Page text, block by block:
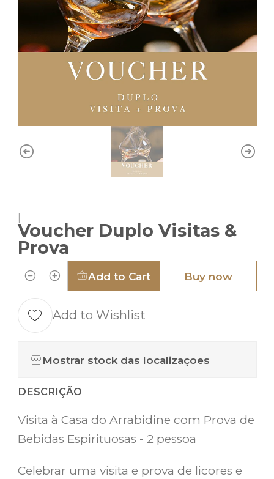
Voucher Duplo Visitas &
Prova
Quantity
Add to Cart Buy now
Add to Wishlist
Mostrar stock das localizações
DESCRIÇÃO
Visita à Casa do Arrabidine com Prova de
Bebidas Espirituosas - 2 pessoa
Celebrar uma visita e prova de licores e